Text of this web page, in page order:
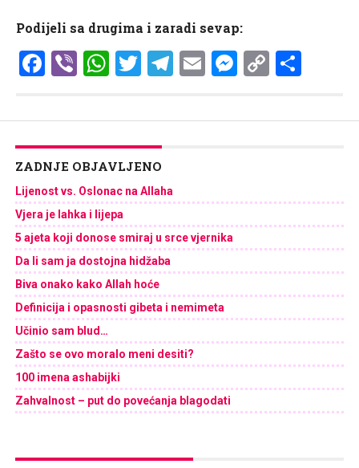
Podijeli sa drugima i zaradi sevap:
Facebook
ViberWhatsApp
Twitter
Telegram
EmailCopy
ZADNJE OBJAVLJENO
Lijenost vs. Oslonac na Allaha
Vjera je lahka i lijepa
5 ajeta koji donose smiraj u srce vjernika
Da li sam ja dostojna hidžaba
Biva onako kako Allah hoće
Definicija i opasnosti gibeta i nemimeta
Učinio sam blud…
Zašto se ovo moralo meni desiti?
100 imena ashabijki
Zahvalnost – put do povećanja blagodati